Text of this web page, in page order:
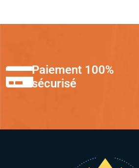
Paiement 100%
sécurisé